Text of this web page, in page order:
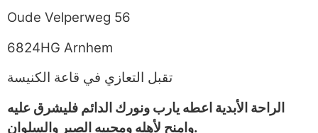
‏Oude Velperweg 56
‏6824HG Arnhem
تقبل التعازي في قاعة الكنيسة
الراحة الأبدية اعطه يارب ونورك الدائم فليشرق عليه
وامنح لأهله ومحبيه الصبر والسلوان.